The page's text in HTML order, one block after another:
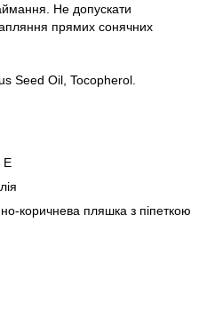
Не допускати
прямих сонячних
Seed Oil, Tocopherol.
E
коричнева пляшка з піпеткою